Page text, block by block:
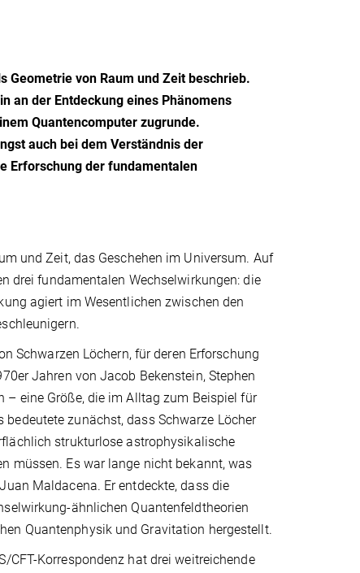
Geometrie von Raum und Zeit beschrieb.
an der Entdeckung eines Phänomens
Quantencomputer zugrunde.
auch bei dem Verständnis der
Erforschung der fundamentalen
und Zeit, das Geschehen im Universum. Auf
drei fundamentalen Wechselwirkungen: die
agiert im Wesentlichen zwischen den
Schwarzen Löchern, für deren Erforschung
Jahren von Jacob Bekenstein, Stephen
– eine Größe, die im Alltag zum Beispiel für
zunächst, dass Schwarze Löcher
strukturlose astrophysikalische
müssen. Es war lange nicht bekannt, was
Maldacena. Er entdeckte, dass die
ähnlichen Quantenfeldtheorien
Quantenphysik und Gravitation hergestellt.
CFT-Korrespondenz hat drei weitreichende